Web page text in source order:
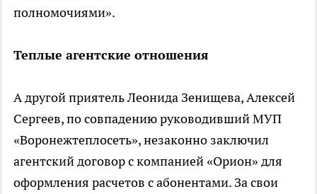
полномочиями».
Теплые агентские отношения
А другой приятель Леонида Зенищева, Алексей
Сергеев, по совпадению руководивший МУП
«Воронежтеплосеть», незаконно заключил
агентский договор с компанией «Орион» для
оформления расчетов с абонентами. За свои